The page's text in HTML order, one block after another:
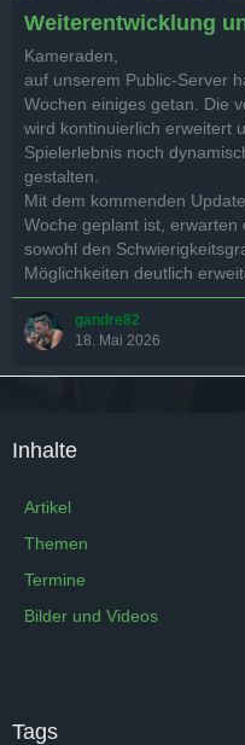
Weiterentwicklung
Kameraden,
auf unserem Public-Server
Wochen einiges getan. Die
wird kontinuierlich erweitert
Spielerlebnis noch
gestalten.
Mit dem kommenden
Woche geplant ist,
sowohl den
Möglichkeiten deutlich
gandre82
18. Mai 2026
Inhalte
Artikel
Themen
Termine
Bilder und Videos
Tags